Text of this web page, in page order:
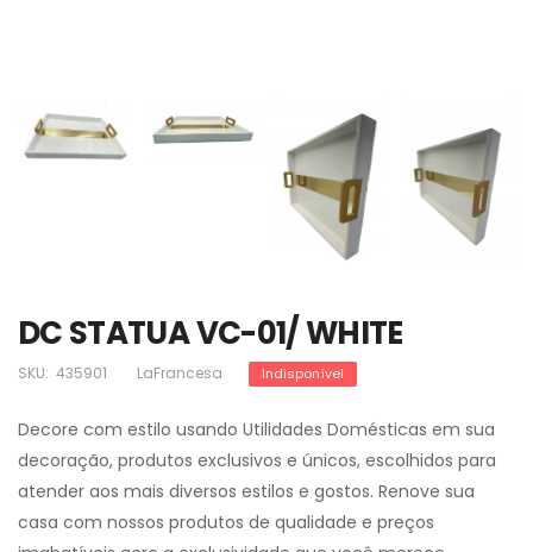
DC STATUA VC-01/ WHITE
SKU: 435901 LaFrancesa Indisponível
Decore com estilo usando Utilidades Domésticas em sua
decoração, produtos exclusivos e únicos, escolhidos para
atender aos mais diversos estilos e gostos. Renove sua
casa com nossos produtos de qualidade e preços